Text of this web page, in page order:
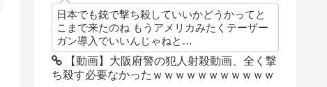
日本でも銃で撃ち殺していいかどうかってと
こまで来たのね もうアメリカみたくテーザー
ガン導入でいいんじゃねと…
【動画】大阪府警の犯人射殺動画、全く撃
ち殺す必要なかったｗｗｗｗｗｗｗｗｗｗｗ